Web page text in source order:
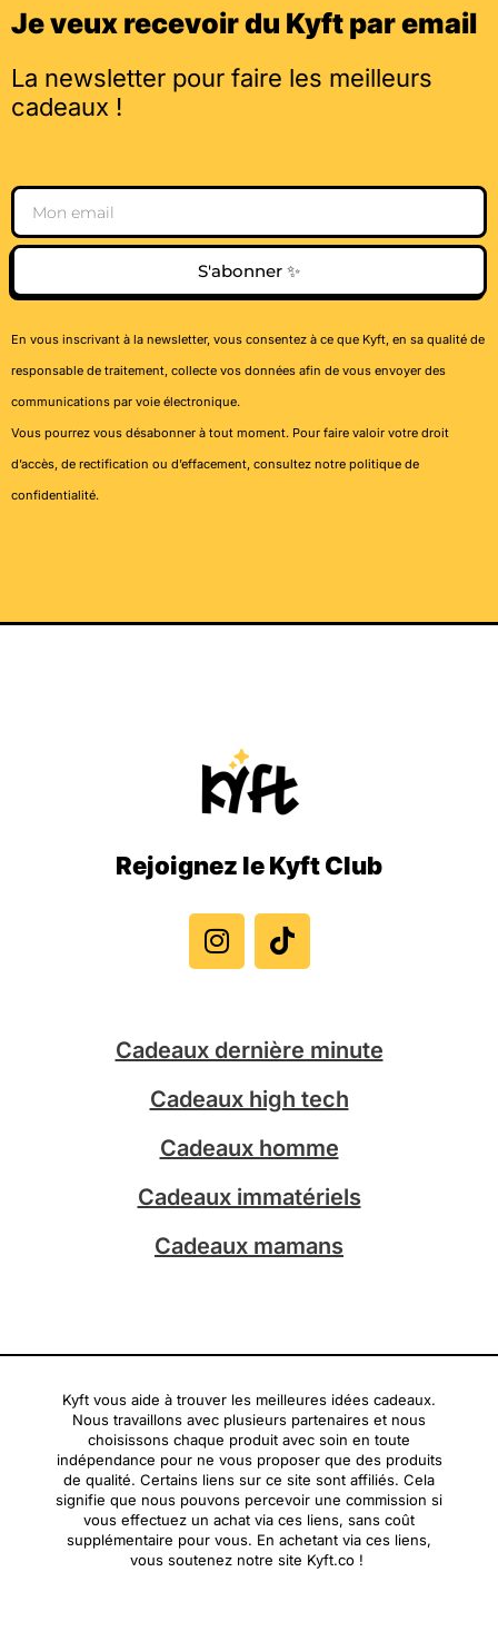
Je veux recevoir du Kyft par email
La newsletter pour faire les meilleurs
cadeaux !
Email
S'abonner ✨
En vous inscrivant à la newsletter, vous consentez à ce que Kyft, en sa qualité de
responsable de traitement, collecte vos données afin de vous envoyer des
communications par voie électronique.
Vous pourrez vous désabonner à tout moment. Pour faire valoir votre droit
d’accès, de rectification ou d’effacement, consultez notre politique de
confidentialité.
Rejoignez le Kyft Club
n
s
t
r
a
m
i
k
t
Cadeaux dernière minute
Cadeaux high tech
Cadeaux homme
Cadeaux immatériels
Cadeaux mamans
Kyft vous aide à trouver les meilleures idées cadeaux.
Nous travaillons avec plusieurs partenaires et nous
choisissons chaque produit avec soin en toute
indépendance pour ne vous proposer que des produits
de qualité. Certains liens sur ce site sont affiliés. Cela
signifie que nous pouvons percevoir une commission si
vous effectuez un achat via ces liens, sans coût
supplémentaire pour vous. En achetant via ces liens,
vous soutenez notre site Kyft.co !